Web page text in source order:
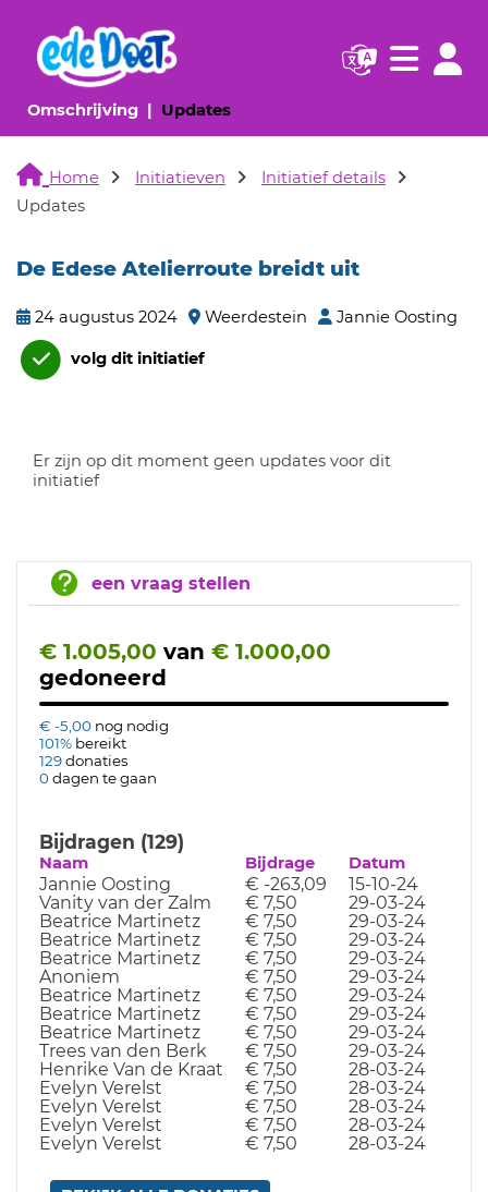
Omschrijving(huidige pagina)
Updates(huidige pagina)
Navigatie
Home Initiatieven
Initiatief details
Updates
De Edese Atelierroute breidt uit
24 augustus 2024 Weerdestein Jannie Oosting
volg dit initiatief
Er zijn op dit moment geen updates voor dit
initiatief
een vraag stellen
€ 1.005,00 van € 1.000,00
gedoneerd
€ -5,00 nog nodig
101% bereikt
129donaties
0dagen te gaan
Bijdragen (129)
Naam Bijdrage Datum
Jannie Oosting € -263,09
15-10-24
Vanity van der Zalm
€ 7,50
29-03-24
Beatrice Martinetz
€ 7,50
29-03-24
Beatrice Martinetz
€ 7,50
29-03-24
Beatrice Martinetz
€ 7,50
29-03-24
Anoniem
€ 7,50
29-03-24
Beatrice Martinetz
€ 7,50
29-03-24
Beatrice Martinetz
€ 7,50
29-03-24
Beatrice Martinetz
€ 7,50
29-03-24
Trees van den Berk
€ 7,50
29-03-24
Henrike Van de Kraat
€ 7,50
28-03-24
Evelyn Verelst
€ 7,50
28-03-24
Evelyn Verelst
€ 7,50
28-03-24
Evelyn Verelst
€ 7,50
28-03-24
Evelyn Verelst
€ 7,50 28-03-24